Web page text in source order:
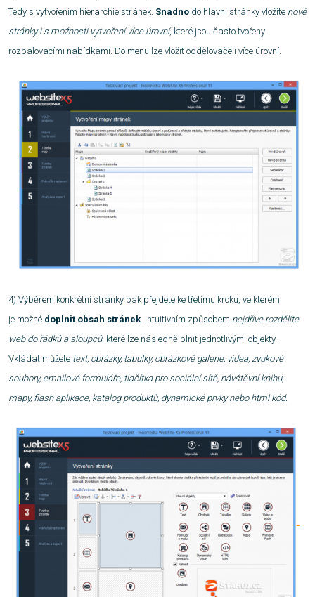
Tedy s vytvořením hierarchie stránek. Snadno do hlavní stránky vložíte nové
stránky i s možností vytvoření více úrovní, které jsou často tvořeny
rozbalovacími nabídkami. Do menu lze vložit oddělovače i více úrovní.
4) Výběrem konkrétní stránky pak přejdete ke třetímu kroku, ve kterém
je možné doplnit obsah stránek . Intuitivním způsobem nejdříve rozdělíte
web do řádků a sloupců, které lze následně plnit jednotlivými objekty.
Vkládat můžete text, obrázky, tabulky, obrázkové galerie, videa, zvukové
soubory, emailové formuláře, tlačítka pro sociální sítě, návštěvní knihu,
mapy, flash aplikace, katalog produktů, dynamické prvky nebo html kód.